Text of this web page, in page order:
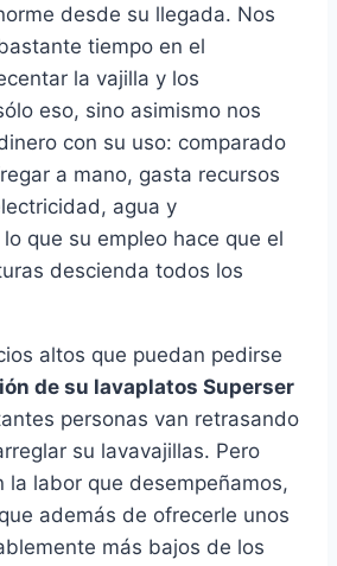
desde su llegada. Nos
tiempo en el
la vajilla y los
eso, sino asimismo nos
con su uso: comparado
a mano, gasta recursos
agua y
que su empleo hace que el
descienda todos los
altos que puedan pedirse
de su lavaplatos Superser
personas van retrasando
su lavavajillas. Pero
la labor que desempeñamos,
además de ofrecerle unos
más bajos de los